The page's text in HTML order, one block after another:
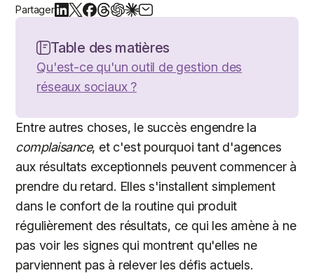
Partager
Table des matières
Qu'est-ce qu'un outil de gestion des
réseaux sociaux ?
Entre autres choses, le succès engendre la
complaisance, et c'est pourquoi tant d'agences
aux résultats exceptionnels peuvent commencer à
prendre du retard. Elles s'installent simplement
dans le confort de la routine qui produit
régulièrement des résultats, ce qui les amène à ne
pas voir les signes qui montrent qu'elles ne
parviennent pas à relever les défis actuels.